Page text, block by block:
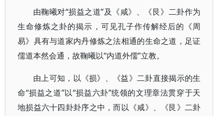
由鞠曦对“损益之道”及《咸》、《艮》二卦作为
生命修炼之卦的揭示，可见孔子作传解经后的《周
易》具有与道家内丹修炼之法相通的生命之道，足证
儒道本然会通，故鞠曦以“内道外儒”立教。
由上可知，以《损》、《益》二卦直接揭示的生
命“损益之道”以“损益六卦”统领的文理章法贯穿于天
地损益六十四卦卦序之中，而以《咸》、《艮》二卦